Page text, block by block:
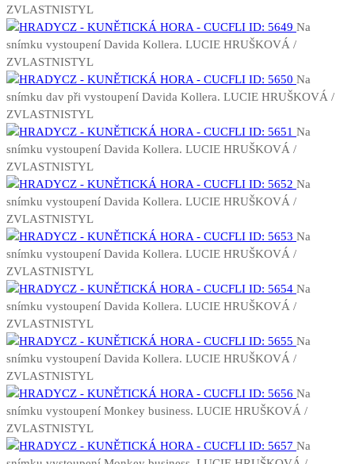
ZVLASTNISTYL
Na
snímku vystoupení Davida Kollera. LUCIE HRUŠKOVÁ /
ZVLASTNISTYL
Na
snímku dav při vystoupení Davida Kollera. LUCIE HRUŠKOVÁ /
ZVLASTNISTYL
Na
snímku vystoupení Davida Kollera. LUCIE HRUŠKOVÁ /
ZVLASTNISTYL
Na
snímku vystoupení Davida Kollera. LUCIE HRUŠKOVÁ /
ZVLASTNISTYL
Na
snímku vystoupení Davida Kollera. LUCIE HRUŠKOVÁ /
ZVLASTNISTYL
Na
snímku vystoupení Davida Kollera. LUCIE HRUŠKOVÁ /
ZVLASTNISTYL
Na
snímku vystoupení Davida Kollera. LUCIE HRUŠKOVÁ /
ZVLASTNISTYL
Na
snímku vystoupení Monkey business. LUCIE HRUŠKOVÁ /
ZVLASTNISTYL
Na